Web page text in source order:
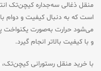
منقل ذغالی سه‌جداره کیچن‌تک
است که به دنبال کیفیت و دوام
می‌شود حرارت به‌صورت یکنواخت
و با کیفیت بالاتر انجام گیرد.
با خرید منقل رستورانی